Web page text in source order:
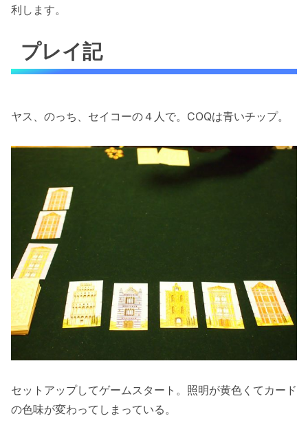
利します。
プレイ記
ヤス、のっち、セイコーの４人で。COQは青いチップ。
セットアップしてゲームスタート。照明が黄色くてカード
の色味が変わってしまっている。